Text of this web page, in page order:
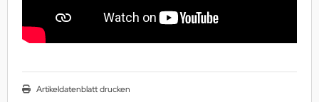
Artikeldatenblatt drucken